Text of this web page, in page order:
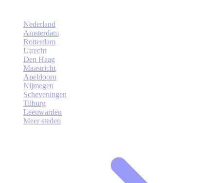
Nederland
Amsterdam
Rotterdam
Utrecht
Den Haag
Maastricht
Apeldoorn
Nijmegen
Scheveningen
Tilburg
Leeuwarden
Meer steden